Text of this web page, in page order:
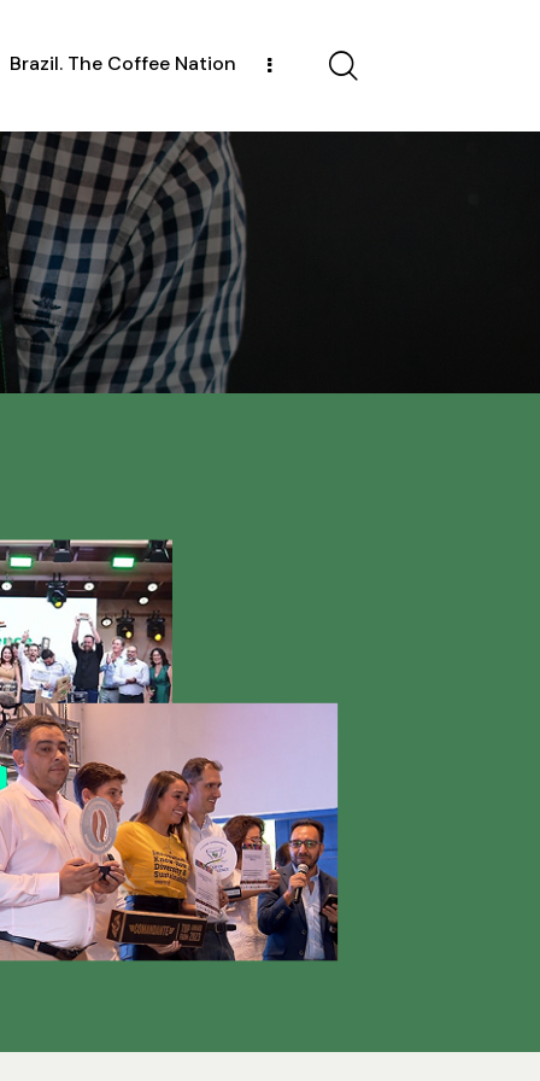
Brazil. The Coffee Nation